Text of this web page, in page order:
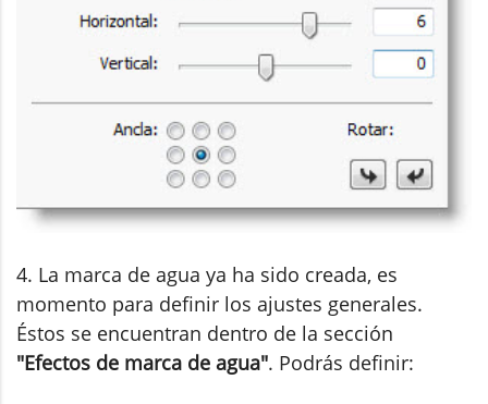
4. La marca de agua ya ha sido creada, es
momento para definir los ajustes generales.
Éstos se encuentran dentro de la sección
"Efectos de marca de agua". Podrás definir: